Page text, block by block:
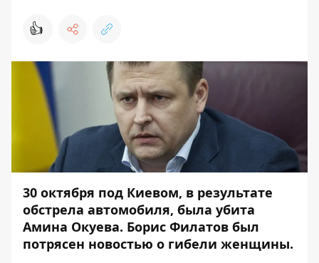
👍
30 октября под Киевом, в результате
обстрела автомобиля, была убита
Амина Окуева. Борис Филатов был
потрясен новостью о гибели женщины.